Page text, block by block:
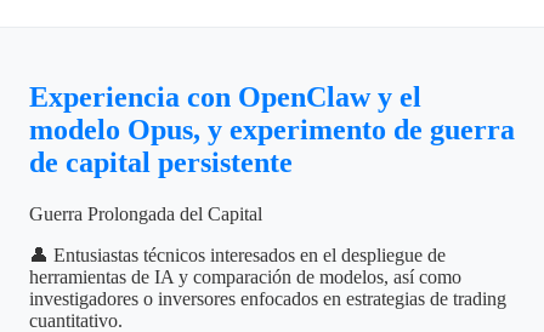
Experiencia con OpenClaw y el
modelo Opus, y experimento de guerra
de capital persistente
Guerra Prolongada del Capital
👤 Entusiastas técnicos interesados en el despliegue de
herramientas de IA y comparación de modelos, así como
investigadores o inversores enfocados en estrategias de trading
cuantitativo.